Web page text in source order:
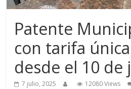
Patente
con tarifa
desde el 10 de
7 julio, 2025 12080 Views